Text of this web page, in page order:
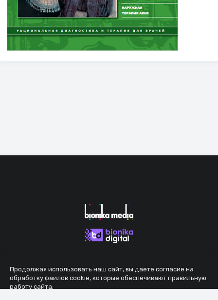
Продолжая использовать наш сайт, вы даете согласие на
обработку файлов cookie, которые обеспечивают правильную
работу сайта.